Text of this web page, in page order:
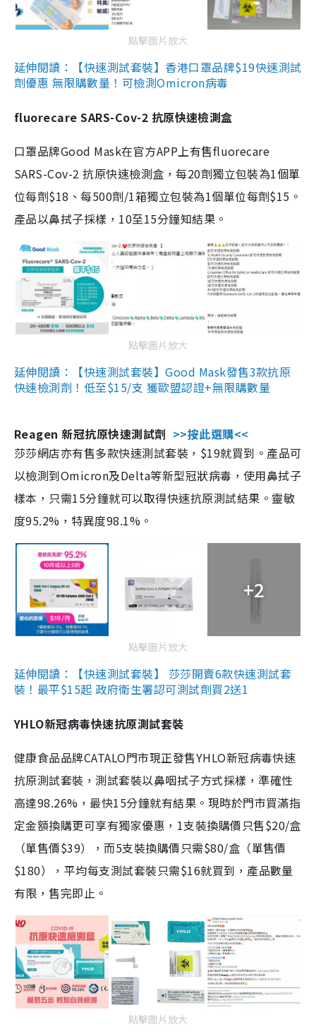
點擊圖片放大
延伸閱讀：【快速測試套裝】香港口罩品牌$19快速測試
劑優惠 無限購數量！可檢測Omicron病毒
fluorecare SARS-Cov-2 抗原快速檢測盒
口罩品牌Good Mask在官方APP上有售fluorecare
SARS-Cov-2 抗原快速檢測盒，每20劑獨立包裝為1個單
位每劑$18、每500劑/1箱獨立包裝為1個單位每劑$15。
產品以鼻拭子採樣，10至15分鐘知結果。
點擊圖片放大
延伸閱讀：【快速測試套裝】Good Mask發售3款抗原
快速檢測劑！低至$15/支 獲歐盟認證+無限購數量
Reagen 新冠抗原快速測試劑 >>按此選購<<
莎莎網店亦有售多款快速測試套裝，$19就買到。產品可
以檢測到Omicron及Delta等新型冠狀病毒，使用鼻拭子
樣本，只需15分鐘就可以取得快速抗原測試結果。靈敏
度95.2%，特異度98.1%。
+2
點擊圖片放大
延伸閱讀：【快速測試套裝】 莎莎開賣6款快速測試套
裝！最平$15起 政府衛生署認可測試劑買2送1
YHLO新冠病毒快速抗原測試套裝
健康食品品牌CATALO門市現正發售YHLO新冠病毒快速
抗原測試套裝，測試套裝以鼻咽拭子方式採樣，準確性
高達98.26%，最快15分鐘就有結果。現時於門市買滿指
定金額換購更可享有獨家優惠，1支裝換購價只售$20/盒
（單售價$39），而5支裝換購價只需$80/盒（單售價
$180），平均每支測試套裝只需$16就買到，產品數量
有限，售完即止。
點擊圖片放大